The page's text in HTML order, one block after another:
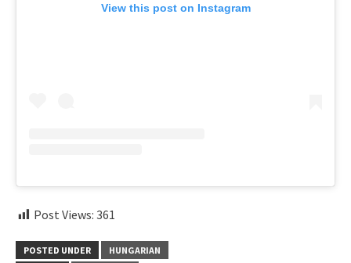
View this post on Instagram
Post Views: 361
POSTED UNDER
HUNGARIAN